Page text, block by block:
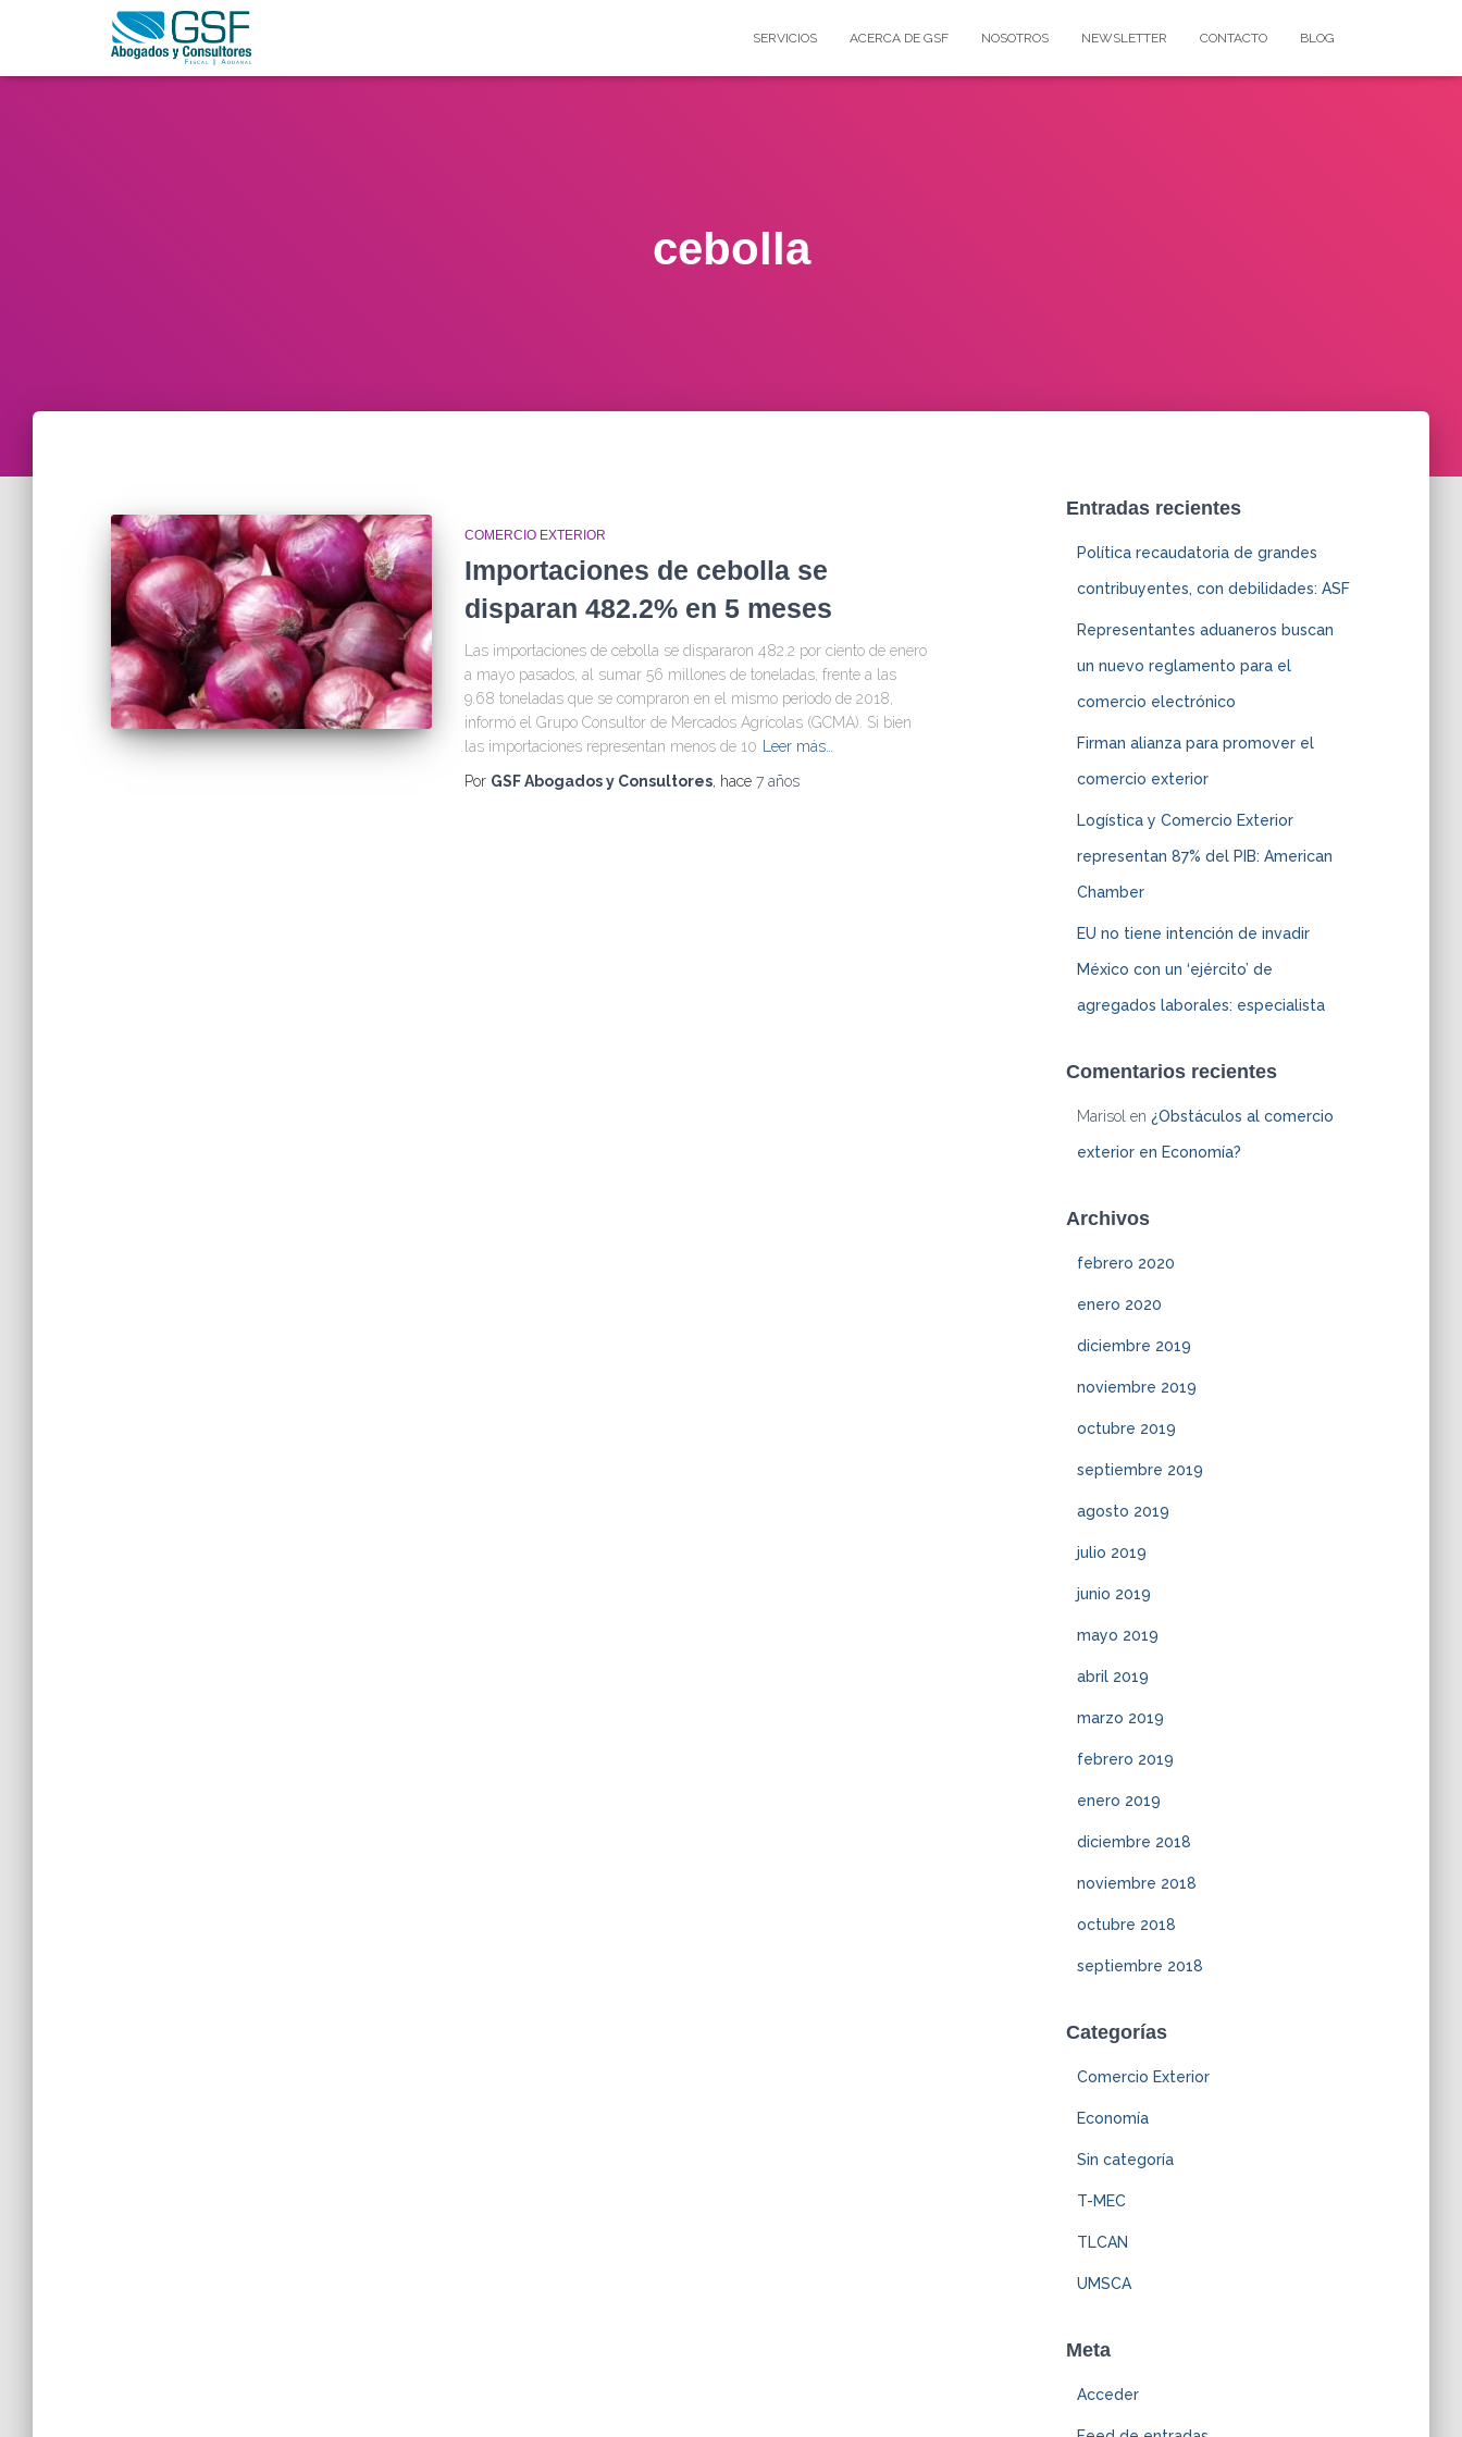
SERVICIOS ACERCA DE GSF NOSOTROS NEWSLETTER CONTACTO BLOG
cebolla
COMERCIO EXTERIOR
Importaciones de cebolla se
disparan 482.2% en 5 meses
Las importaciones de cebolla se dispararon 482.2 por ciento de enero
a mayo pasados, al sumar 56 millones de toneladas, frente a las
9.68 toneladas que se compraron en el mismo periodo de 2018,
informó el Grupo Consultor de Mercados Agrícolas (GCMA). Si bien
las importaciones representan menos de 10
Leer más…
Por GSF Abogados y Consultores, hace 7 años
Entradas recientes
Política recaudatoria de grandes
contribuyentes, con debilidades: ASF
Representantes aduaneros buscan
un nuevo reglamento para el
comercio electrónico
Firman alianza para promover el
comercio exterior
Logística y Comercio Exterior
representan 87% del PIB: American
Chamber
EU no tiene intención de invadir
México con un ‘ejército’ de
agregados laborales: especialista
Comentarios recientes
Marisol en ¿Obstáculos al comercio
exterior en Economía?
Archivos
febrero 2020
enero 2020
diciembre 2019
noviembre 2019
octubre 2019
septiembre 2019
agosto 2019
julio 2019
junio 2019
mayo 2019
abril 2019
marzo 2019
febrero 2019
enero 2019
diciembre 2018
noviembre 2018
octubre 2018
septiembre 2018
Categorías
Comercio Exterior
Economía
Sin categoría
T-MEC
TLCAN
UMSCA
Meta
Acceder